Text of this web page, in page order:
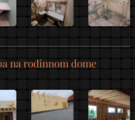
na rodinnom dome